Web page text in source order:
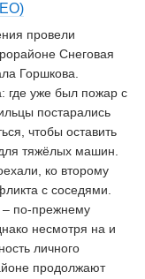
провели
Снеговая
Горшкова.
где уже был пожар с
постарались
чтобы оставить
тяжёлых машин.
ко второму
с соседями.
по-прежнему
несмотря на и
личного
продолжают